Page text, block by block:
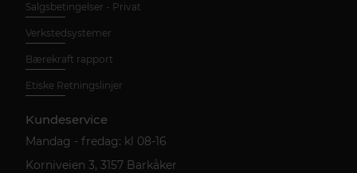
Salgsbetingelser - Privat
Verkstedsystemer
Bærekraft rapport
Etiske Retningslinjer
Kundeservice
Mandag - fredag: kl 08-16
Korniveien 3, 3157 Barkåker